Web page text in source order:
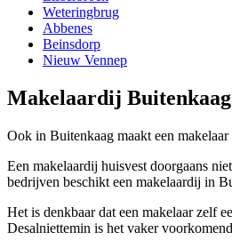
Weteringbrug
Abbenes
Beinsdorp
Nieuw Vennep
Makelaardij Buitenkaag
Ook in Buitenkaag maakt een
Een makelaardij huisvest doorgaans
bedrijven beschikt een makelaardij in
Het is denkbaar dat een makelaar zelf
Desalniettemin is het vaker